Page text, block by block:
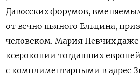
Давосских форумов,
от вечно пьяного Ельцина,
человеком. Мария Певчих даже
ксерокопии тогдашних
с комплиментарными в адрес